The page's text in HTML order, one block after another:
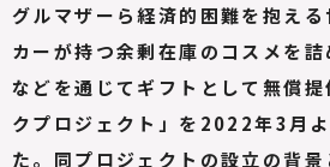
グルマザーら経済的困難を抱え
カーが持つ余剰在庫のコスメを
などを通じてギフトとして無償
クプロジェクト」を 2022年3月
た。同プロジェクトの設立の背